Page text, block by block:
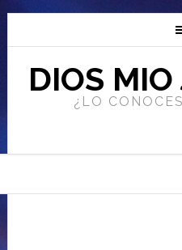
DIOS MIO
¿LO